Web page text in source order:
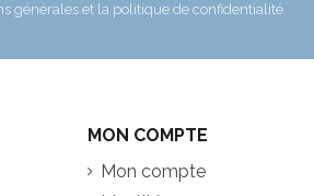
générales et la politique de confidentialité
MON COMPTE
Mon compte